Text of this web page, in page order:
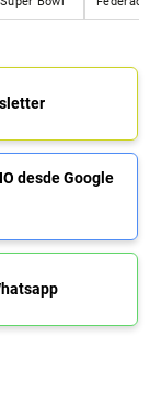
desde Google